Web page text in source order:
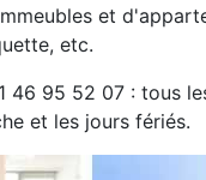
et
etc.
46 95 52 07 : tous
et les jours fériés.